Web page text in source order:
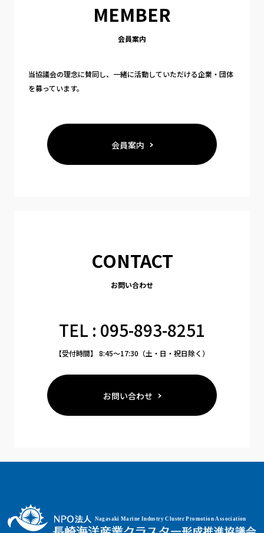
MEMBER
会員案内
当協議会の理念に賛同し、一緒に活動していただける企業・団体
を募っています。
会員案内
CONTACT
お問い合わせ
TEL : 095-893-8251
【受付時間】 8:45〜17:30（土・日・祝日除く）
お問い合わせ